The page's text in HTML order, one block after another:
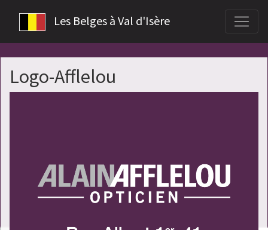
Les Belges à Val d'Isère
Logo-Afflelou